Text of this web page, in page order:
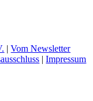
|Vom Newsletter
|Impressum